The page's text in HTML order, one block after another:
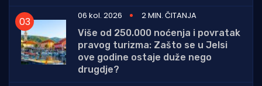
06 kol. 2026
2 MIN. ČITANJA
Više od 250.000 noćenja i povratak
pravog turizma: Zašto se u Jelsi
ove godine ostaje duže nego
drugdje?